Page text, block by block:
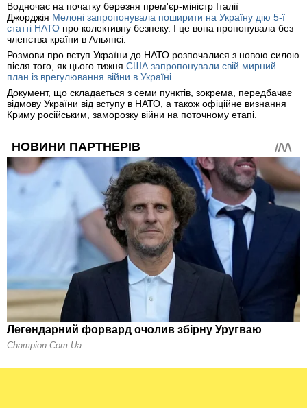
Водночас на початку березня прем'єр-міністр Італії
Джорджія Мелоні запропонувала поширити на Україну дію 5-ї
статті НАТО про колективну безпеку. І це вона пропонувала без
членства країни в Альянсі.
Розмови про вступ України до НАТО розпочалися з новою силою
після того, як цього тижня США запропонували свій мирний
план із врегулювання війни в Україні
Документ, що складається з семи пунктів, зокрема, передбачає
відмову України від вступу в НАТО, а також офіційне визнання
Криму російським, заморозку війни на поточному етапі.